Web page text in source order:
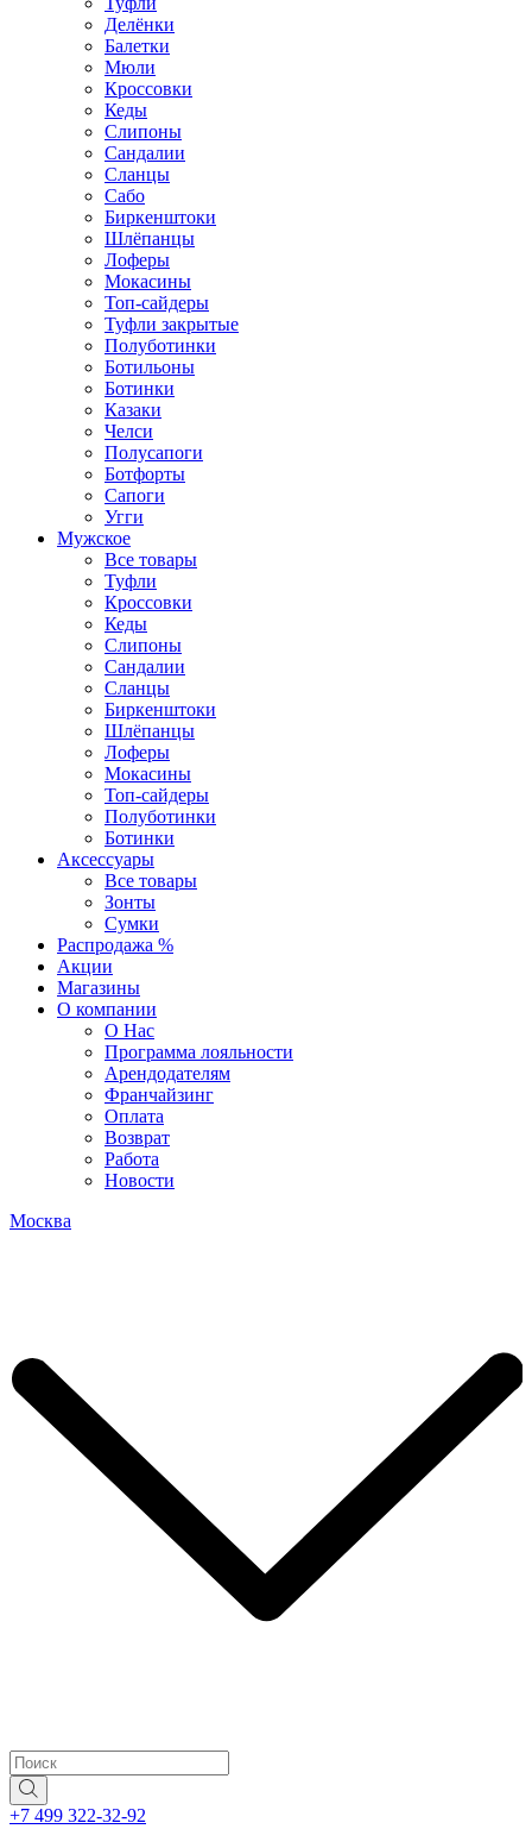
Делёнки
Балетки
Мюли
Кроссовки
Кеды
Слипоны
Сандалии
Сланцы
Сабо
Биркенштоки
Шлёпанцы
Лоферы
Мокасины
Топ-сайдеры
Туфли закрытые
Полуботинки
Ботильоны
Ботинки
Казаки
Челси
Полусапоги
Ботфорты
Сапоги
Угги
Мужское
Все товары
Туфли
Кроссовки
Кеды
Слипоны
Сандалии
Сланцы
Биркенштоки
Шлёпанцы
Лоферы
Мокасины
Топ-сайдеры
Полуботинки
Ботинки
Аксессуары
Все товары
Зонты
Сумки
Распродажа %
Акции
Магазины
О компании
О Нас
Программа лояльности
Арендодателям
Франчайзинг
Оплата
Возврат
Работа
Новости
Москва
+7 499 322-32-92